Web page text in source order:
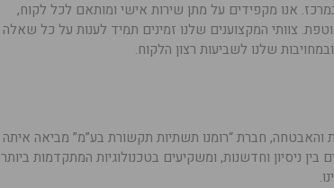
אנו מקפידים על מתן שירות אישי ומותאם לכל לקוח,
צוותי המקצוענים שלנו זמינים תמיד לענות על כל שאלה
שלנו לשביעות רצון הלקוח.
חברת “רומנו תשתיות תקשורת בע”מ” מביאה איתה
ניסיון וחדשנות, ומשקיעים בטכנולוגיות המתקדמות ביותר